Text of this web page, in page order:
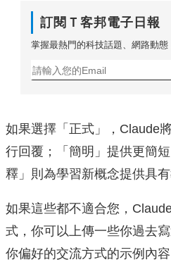
訂閱Ｔ客邦電子日報
掌握最熱門的科技話題、網路動態
如果選擇「正式」，Claude
行回覆；「簡明」提供更簡
釋」則為學習新概念提供具有
如果這些都不適合您，
式，你可以上傳一些你過去
你偏好的交流方式的示例內